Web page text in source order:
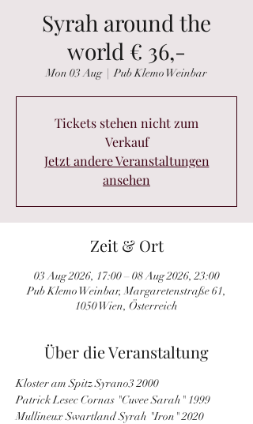
Syrah around the
world € 36,-
Mon 03 Aug
  |
Pub Klemo Weinbar
Tickets stehen nicht zum
Verkauf
Jetzt andere Veranstaltungen
ansehen
Zeit & Ort
03 Aug 2026, 17:00 – 08 Aug 2026, 23:00
Pub Klemo Weinbar, Margaretenstraße 61,
1050 Wien, Österreich
Über die Veranstaltung
Kloster am Spitz Syrano3 2000
Patrick Lesec Cornas "Cuvee Sarah" 1999
Mullineux Swartland Syrah "Iron" 2020